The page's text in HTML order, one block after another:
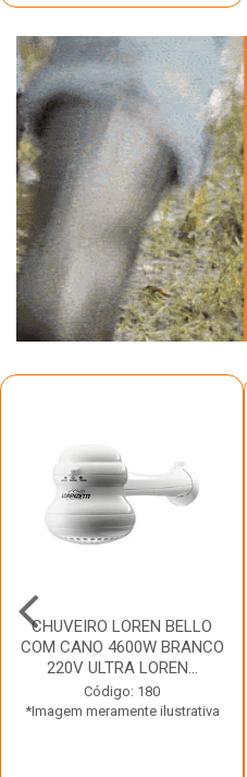
CHUVEIRO LOREN BELLO
COM CANO 4600W BRANCO
220V ULTRA LOREN...
Código: 180
*Imagem meramente ilustrativa